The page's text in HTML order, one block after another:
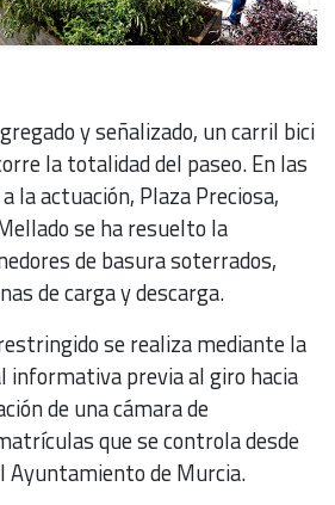
y señalizado, un carril bici
la totalidad del paseo. En las
la actuación, Plaza Preciosa,
se ha resuelto la
de basura soterrados,
de carga y descarga.
se realiza mediante la
informativa previa al giro hacia
de una cámara de
que se controla desde
Ayuntamiento de Murcia.